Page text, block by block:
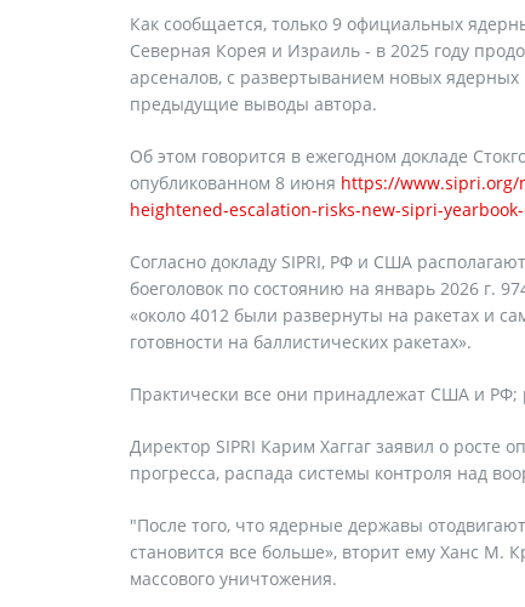
Как сообщается, только 9 официальных
Северная Корея и Израиль - в 2025 году
арсеналов, с развертыванием новых
предыдущие выводы автора.
Об этом говорится в ежегодном докладе
опубликованном 8 июня https://www.sipri.org/
heightened-escalation-risks-new-sipri-
Согласно докладу SIPRI, РФ и США
боеголовок по состоянию на январь 2026 г.
«около 4012 были развернуты на ракетах и
готовности на баллистических ракетах».
Практически все они принадлежат США и РФ;
Директор SIPRI Карим Хаггаг заявил о росте
прогресса, распада системы контроля над
"После того, что ядерные державы
становится все больше», вторит ему Ханс М.
массового уничтожения.